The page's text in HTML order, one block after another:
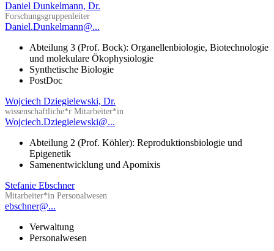
Daniel Dunkelmann, Dr.
Forschungsgruppenleiter
Daniel.Dunkelmann@...
Abteilung 3 (Prof. Bock): Organellenbiologie, Biotechnologie
und molekulare Ökophysiologie
Synthetische Biologie
PostDoc
Wojciech Dziegielewski, Dr.
wissenschaftliche*r Mitarbeiter*in
Wojciech.Dziegielewski@...
Abteilung 2 (Prof. Köhler): Reproduktionsbiologie und
Epigenetik
Samenentwicklung und Apomixis
Stefanie Ebschner
Mitarbeiter*in Personalwesen
ebschner@...
Verwaltung
Personalwesen